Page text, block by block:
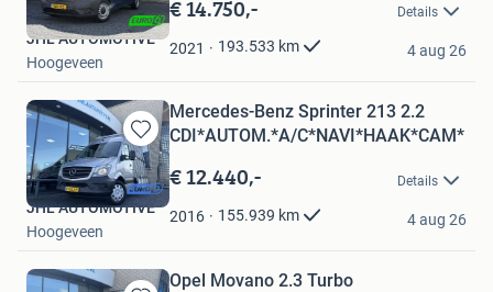
Mijn
Favorieten
€ 14.750,- Details
2021 193.533 km
JHL AUTOMOTIVE
Hoogeveen
4 aug 26
Bewaren
in
Mijn
Favorieten
Mercedes-Benz Sprinter 213 2.2
CDI*AUTOM.*A/C*NAVI*HAAK*CAM*
€ 12.440,- Details
2016 155.939 km
JHL AUTOMOTIVE
Hoogeveen
4 aug 26
Opel Movano 2.3 Turbo